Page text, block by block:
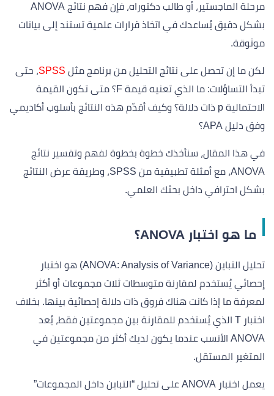
مرحلة الماجستير، أو طالب دكتوراه، فإن فهم نتائج ANOVA
بشكل دقيق يُساعدك في اتخاذ قرارات علمية تستند إلى بيانات
موثوقة.
لكن ما إن تحصل على نتائج التحليل من برنامج مثل SPSS، حتى
تبدأ التساؤلات: ما الذي تعنيه قيمة F؟ متى تكون القيمة
الاحتمالية p ذات دلالة؟ وكيف أقدّم هذه النتائج بأسلوب أكاديمي
وفق دليل APA؟
في هذا المقال، سنأخذك خطوة بخطوة لفهم وتفسير نتائج
ANOVA، مع أمثلة تطبيقية من SPSS، وطريقة عرض النتائج
بشكل احترافي داخل بحثك العلمي.
ما هو اختبار ANOVA؟
تحليل التباين (ANOVA: Analysis of Variance) هو اختبار
إحصائي يُستخدم لمقارنة متوسطات ثلاث مجموعات أو أكثر
لمعرفة ما إذا كانت هناك فروق ذات دلالة إحصائية بينها. بخلاف
اختبار T الذي يُستخدم للمقارنة بين مجموعتين فقط، يُعد
ANOVA الأنسب عندما يكون لديك أكثر من مجموعتين في
المتغير المستقل.
يعمل اختبار ANOVA على تحليل “التباين داخل المجموعات”